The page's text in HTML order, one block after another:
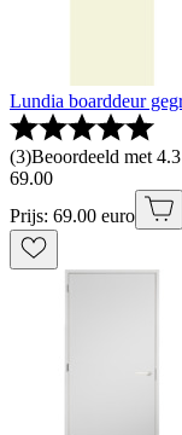
Lundia boarddeur
(3)Beoordeeld met
69.00
Prijs: 69.00 euro